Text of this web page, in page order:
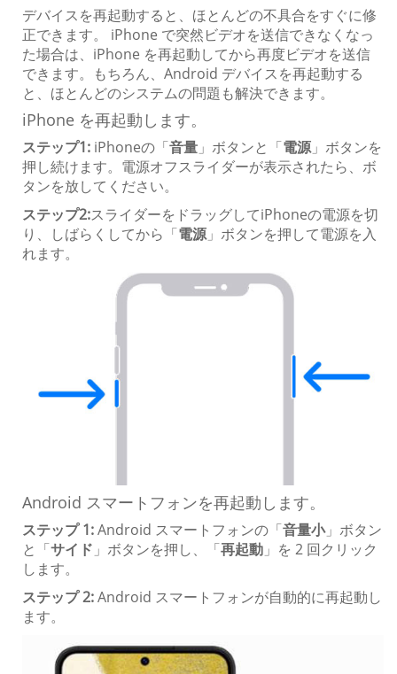
デバイスを再起動すると、ほとんどの不具合をすぐに修
正できます。 iPhone で突然ビデオを送信できなくなっ
た場合は、iPhone を再起動してから再度ビデオを送信
できます。もちろん、Android デバイスを再起動する
と、ほとんどのシステムの問題も解決できます。
iPhone を再起動します。
ステップ1: iPhoneの「音量 」ボタンと「電源」ボタンを
押し続けます。電源オフスライダーが表示されたら、ボ
タンを放してください。
ステップ2:スライダーをドラッグしてiPhoneの電源を切
り、しばらくしてから「電源」ボタンを押して電源を入
れます。
Android スマートフォンを再起動します。
ステップ 1:Android スマートフォンの「音量小」ボタン
と「サイド 」ボタンを押し、「再起動 」を 2 回クリック
します。
ステップ 2:Android スマートフォンが自動的に再起動し
ます。